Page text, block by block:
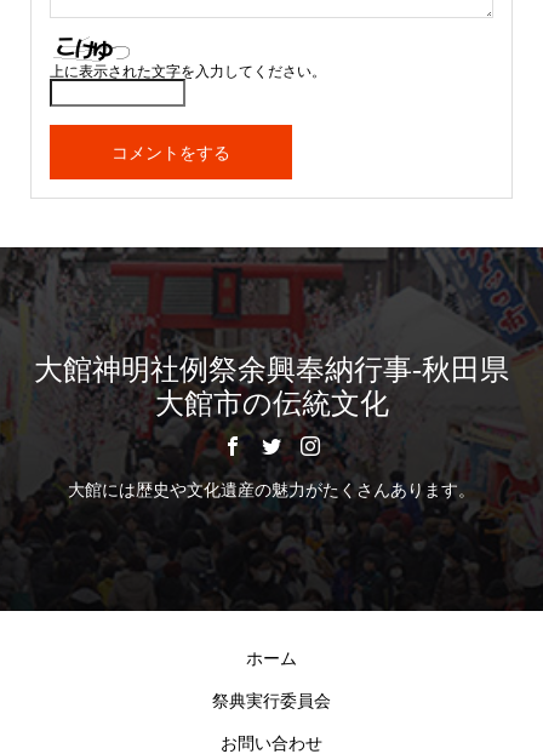
上に表示された文字を入力してください。
大館神明社例祭余興奉納行事-秋田県
大館市の伝統文化
大館には歴史や文化遺産の魅力がたくさんあります。
ホーム
祭典実行委員会
お問い合わせ